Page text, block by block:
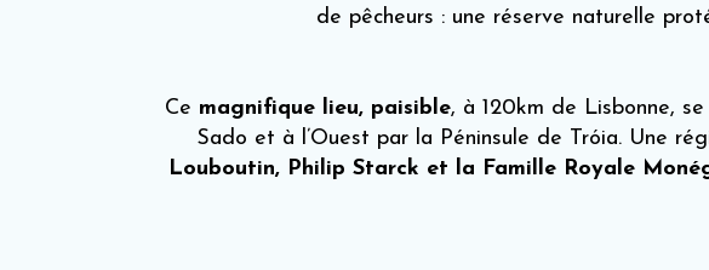
de pêcheurs : une réserve naturelle
Ce magnifique lieu, paisible, à 120km de Lisbonne,
Sado et à l’Ouest par la Péninsule de Tróia. Une
Louboutin, Philip Starck et la Famille Royale